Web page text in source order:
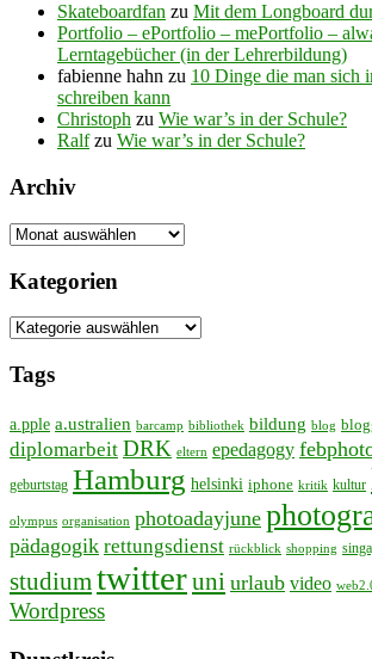
Skateboardfan zu Mit dem Longboard
Portfolio – ePortfolio – mePortfolio –
Lerntagebücher (in der Lehrerbildung)
fabienne hahn zu 10 Dinge die man sich
schreiben kann
Christoph zu Wie war’s in der Schule?
Ralfzu Wie war’s in der Schule?
Archiv
Archiv
Kategorien
Kategorien
Tags
a.pple a.ustralien barcamp bibliothek bildung blog
diplomarbeit DRK eltern epedagogy
geburtstag Hamburg helsinki iphone kritik kultur
olympus organisation photoadayjune
pädagogik rettungsdienst rückblick shopping
studium twitteruni urlaub video
Wordpress